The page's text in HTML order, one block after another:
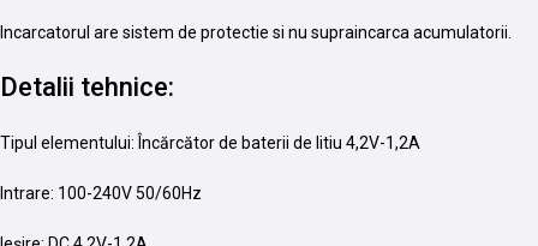
Incarcatorul are sistem de protectie si nu supraincarca acumulatorii.
Detalii tehnice:
Tipul elementului: Încărcător de baterii de litiu 4,2V-1,2A
Intrare: 100-240V 50/60Hz